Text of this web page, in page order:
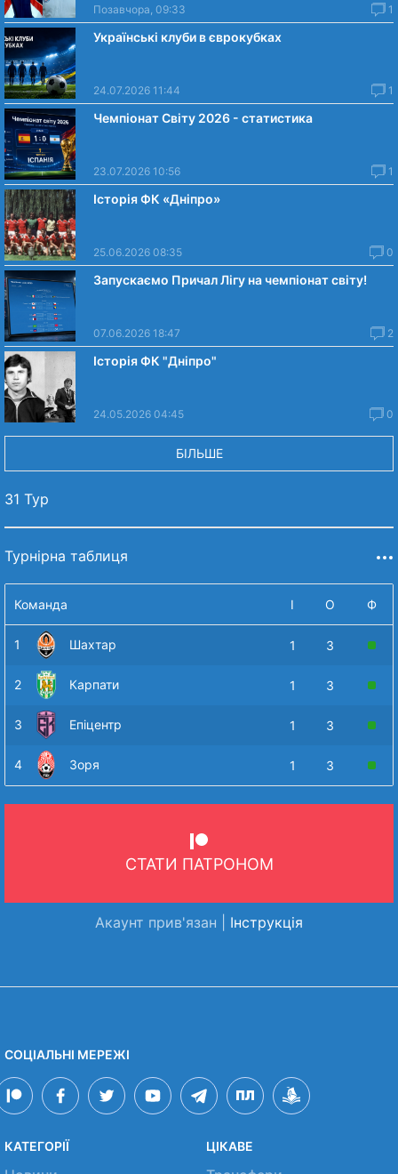
Позавчора, 09:33 1
Українські клуби в єврокубках
24.07.2026 11:44 1
Чемпіонат Світу 2026 - статистика
23.07.2026 10:56 1
Історія ФК «Дніпро»
25.06.2026 08:35 0
Запускаємо Причал Лігу на чемпіонат світу!
07.06.2026 18:47 2
Історія ФК "Дніпро"
24.05.2026 04:45 0
БІЛЬШЕ
31 Тур
Турнірна таблиця
Команда І О Ф
1 Шахтар 1 3
2 Карпати 1 3
3 Епіцентр 1 3
4 Зоря 1 3
СТАТИ ПАТРОНОМ
Акаунт прив'язан | Інструкція
СОЦІАЛЬНІ МЕРЕЖІ
КАТЕГОРІЇ ЦІКАВЕ